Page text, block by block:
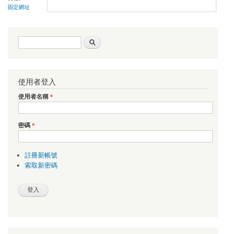
固定網址
搜尋表單
使用者登入
使用者名稱*
密碼*
註冊新帳號
索取新密碼